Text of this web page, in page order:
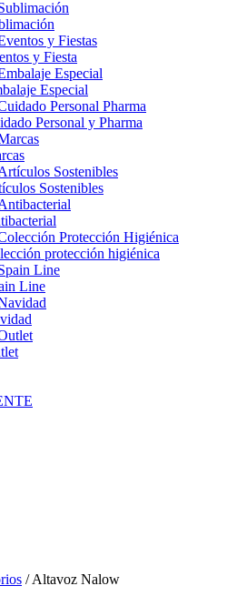
y Fiesta
Especial
Personal y Pharma
Sostenibles
protección higiénica
Line
/ Altavoz Nalow